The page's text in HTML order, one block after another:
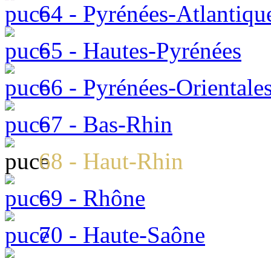
64 - Pyrénées-
65 - Hautes-Pyrénées
66 - Pyrénées-
67 - Bas-Rhin
68 - Haut-Rhin
69 - Rhône
70 - Haute-Saône